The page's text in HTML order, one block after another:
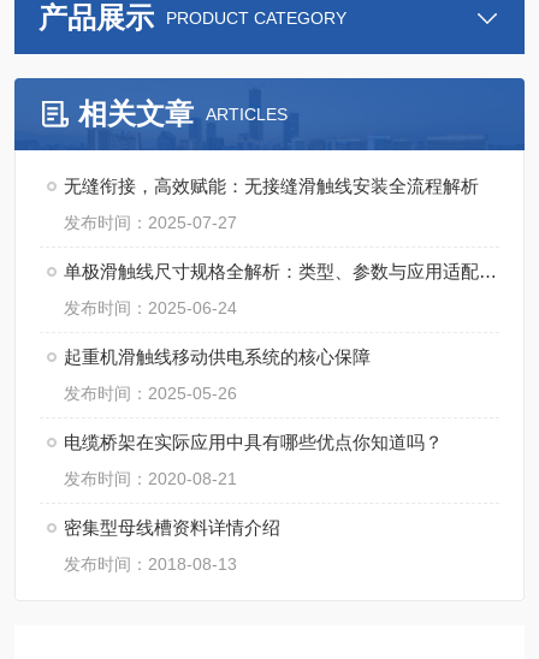
产品展示 PRODUCT CATEGORY
相关文章 ARTICLES
无缝衔接，高效赋能：无接缝滑触线安装全流程解析
发布时间：2025-07-27
单极滑触线尺寸规格全解析：类型、参数与应用适配指南
发布时间：2025-06-24
起重机滑触线移动供电系统的核心保障
发布时间：2025-05-26
电缆桥架在实际应用中具有哪些优点你知道吗？
发布时间：2020-08-21
密集型母线槽资料详情介绍
发布时间：2018-08-13